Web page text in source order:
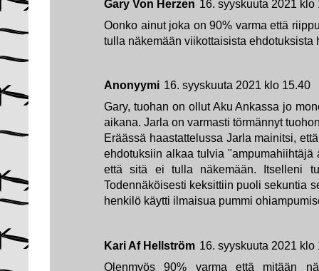
Gary Von Herzen 16. syyskuuta 2021 klo
Oonko ainut joka on 90% varma että
tulla näkemään viikottaisista ehdotuksista
Anonyymi 16. syyskuuta 2021 klo 15.40
Gary, tuohan on ollut Aku Ankassa jo
aikana. Jarla on varmasti törmännyt
Eräässä haastattelussa Jarla mainitsi,
ehdotuksiin alkaa tulvia "ampumahiihtäjä
että sitä ei tulla näkemään. Itselleni
Todennäköisesti keksittiin puoli sekuntia
henkilö käytti ilmaisua pummi
Kari Af Hellström 16. syyskuuta 2021 klo
Olenmyös 90% varma että mitään